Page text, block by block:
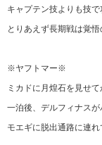
キャプテン技よりも技で
とりあえず長期戦は覚悟
※ヤフトマー※
ミカドに月煌石を見せて
一泊後、デルフィナスが
モエギに脱出通路に連